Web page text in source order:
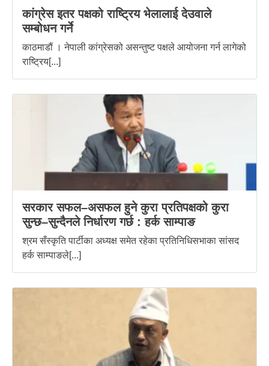
कांग्रेस इतर पक्षको राष्ट्रिय भेलालाई देउवाले
सम्बोधन गर्ने
काठमाडौं । नेपाली कांग्रेसको असन्तुष्ट पक्षले आयोजना गर्न लागेको
राष्ट्रिय[...]
सरकार सफल–असफल हुने कुरा प्रतिपक्षको कुरा
सुन्छ–सुन्दैनले निर्धारण गर्छ : हर्क साम्पाङ
श्रम सँस्कृति पार्टीका अध्यक्ष समेत रहेका प्रतिनिधिसभाका सांसद
हर्क साम्पाङले[...]